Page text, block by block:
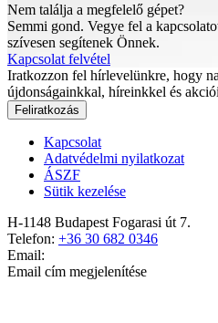
Nem találja a megfelelő gépet?
Semmi gond. Vegye fel a
szívesen segítenek Önnek.
Kapcsolat felvétel
Iratkozzon fel hírlevelünkre, hogy
újdonságainkkal, híreinkkel és
Feliratkozás
Kapcsolat
Adatvédelmi nyilatkozat
ÁSZF
Sütik kezelése
H-1148 Budapest Fogarasi út 7.
Telefon: +36 30 682 0346
Email:
Email cím megjelenítése